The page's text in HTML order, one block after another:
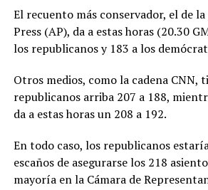
El recuento más conservador, el de
Press (AP), da a estas horas (20.30
los republicanos y 183 a los
Otros medios, como la cadena CNN,
republicanos arriba 207 a 188,
da a estas horas un 208 a 192.
En todo caso, los republicanos
escaños de asegurarse los 218
mayoría en la Cámara de